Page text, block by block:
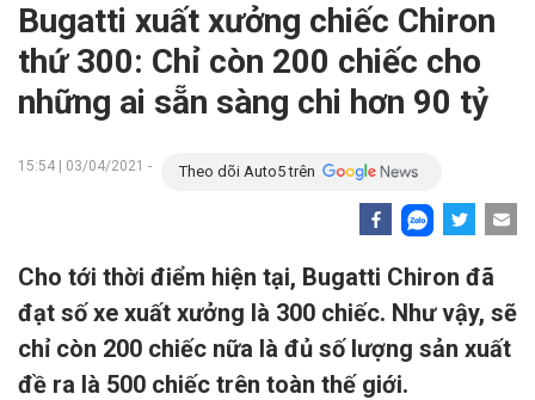
Bugatti xuất xưởng chiếc Chiron
thứ 300: Chỉ còn 200 chiếc cho
những ai sẵn sàng chi hơn 90 tỷ
15:54 | 03/04/2021 - Theo dõi Auto5 trên
Cho tới thời điểm hiện tại, Bugatti Chiron đã
đạt số xe xuất xưởng là 300 chiếc. Như vậy, sẽ
chỉ còn 200 chiếc nữa là đủ số lượng sản xuất
đề ra là 500 chiếc trên toàn thế giới.